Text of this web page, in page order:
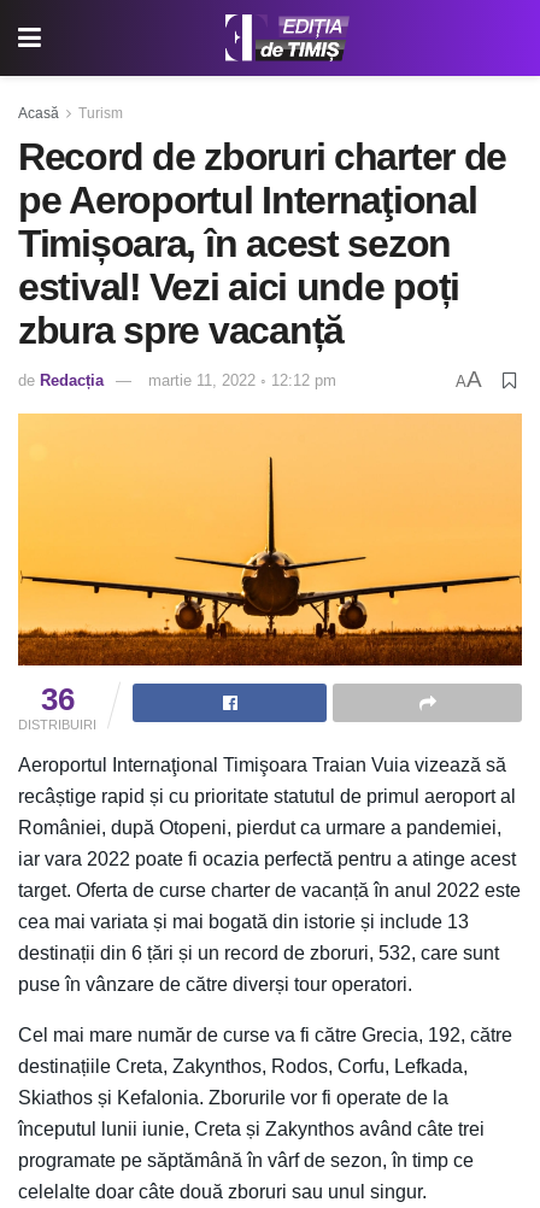
Acasă Turism
Record de zboruri charter de
pe Aeroportul Internaţional
Timișoara, în acest sezon
estival! Vezi aici unde poți
zbura spre vacanță
de Redacția martie 11, 2022 ◦ 12:12 pm AA
36
DISTRIBUIRI
Aeroportul Internaţional Timişoara Traian Vuia vizează să
recâștige rapid și cu prioritate statutul de primul aeroport al
României, după Otopeni, pierdut ca urmare a pandemiei,
iar vara 2022 poate fi ocazia perfectă pentru a atinge acest
target. Oferta de curse charter de vacanță în anul 2022 este
cea mai variata și mai bogată din istorie și include 13
destinații din 6 țări și un record de zboruri, 532, care sunt
puse în vânzare de către diverși tour operatori.
Cel mai mare număr de curse va fi către Grecia, 192, către
destinațiile Creta, Zakynthos, Rodos, Corfu, Lefkada,
Skiathos și Kefalonia. Zborurile vor fi operate de la
începutul lunii iunie, Creta și Zakynthos având câte trei
programate pe săptămână în vârf de sezon, în timp ce
celelalte doar câte două zboruri sau unul singur.